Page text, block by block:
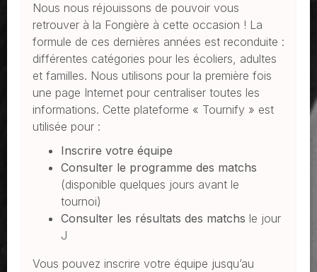
Nous nous réjouissons de pouvoir vous
retrouver à la Fongière à cette occasion ! La
formule de ces dernières années est reconduite :
différentes catégories pour les écoliers, adultes
et familles. Nous utilisons pour la première fois
une page Internet pour centraliser toutes les
informations. Cette plateforme « Tournify » est
utilisée pour :
Inscrire votre équipe
Consulter le programme des matchs
(disponible quelques jours avant le
tournoi)
Consulter les résultats des matchs le jour
J
Vous pouvez inscrire votre équipe jusqu’au